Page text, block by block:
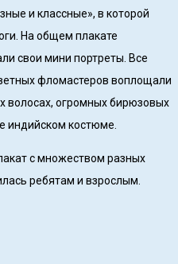
и классные», в которой
На общем плакате
свои мини портреты. Все
фломастеров воплощали
волосах, огромных бирюзовых
индийском костюме.
с множеством разных
ребятам и взрослым.